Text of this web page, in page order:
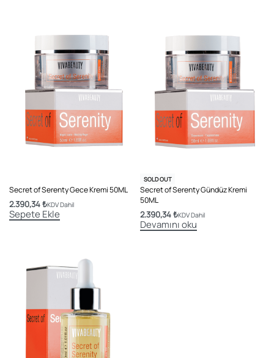
Secret of Serenty Gece Kremi 50ML
2.390,34₺KDV Dahil
Sepete Ekle
SOLD OUT
Secret of Serenty Gündüz Kremi
50ML
2.390,34₺KDV Dahil
Devamını oku